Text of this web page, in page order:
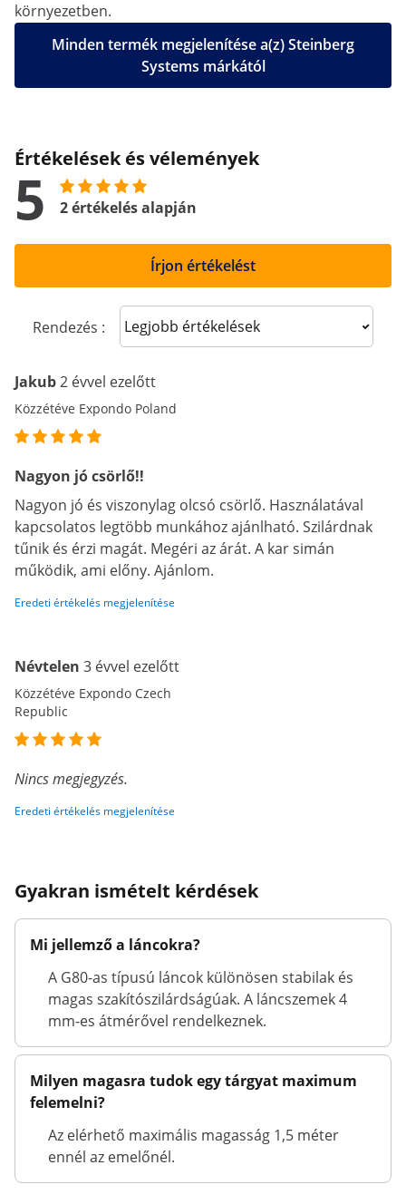
környezetben.
Minden termék megjelenítése a(z) Steinberg
Systems márkától
Értékelések és vélemények
5 2 értékelés alapján
Írjon értékelést
Rendezés : Sort reviews
Jakub2 évvel ezelőtt
Közzétéve Expondo Poland
Nagyon jó csörlő!!
Nagyon jó és viszonylag olcsó csörlő. Használatával
kapcsolatos legtöbb munkához ajánlható. Szilárdnak
tűnik és érzi magát. Megéri az árát. A kar simán
működik, ami előny. Ajánlom.
Eredeti értékelés megjelenítése
Névtelen 3 évvel ezelőtt
Közzétéve Expondo Czech
Republic
Nincs megjegyzés.
Eredeti értékelés megjelenítése
Gyakran ismételt kérdések
Mi jellemző a láncokra?
A G80-as típusú láncok különösen stabilak és
magas szakítószilárdságúak. A láncszemek 4
mm-es átmérővel rendelkeznek.
Milyen magasra tudok egy tárgyat maximum
felemelni?
Az elérhető maximális magasság 1,5 méter
ennél az emelőnél.